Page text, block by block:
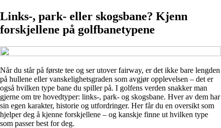
Links-, park- eller skogsbane? Kjenn
forskjellene på golfbanetypene
Når du står på første tee og ser utover fairway, er det ikke bare lengden
på hullene eller vanskelighetsgraden som avgjør opplevelsen – det er
også hvilken type bane du spiller på. I golfens verden snakker man
gjerne om tre hovedtyper: links-, park- og skogsbane. Hver av dem har
sin egen karakter, historie og utfordringer. Her får du en oversikt som
hjelper deg å kjenne forskjellene – og kanskje finne ut hvilken type
som passer best for deg.